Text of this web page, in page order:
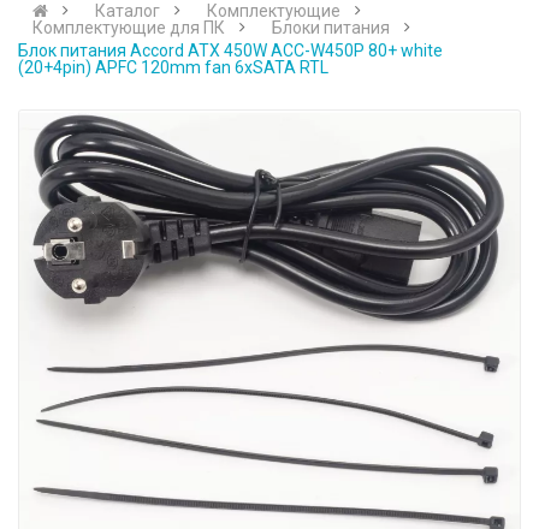
Каталог
Комплектующие
Комплектующие для ПК
Блоки питания
Блок питания Accord ATX 450W ACC-W450P 80+ white
(20+4pin) APFC 120mm fan 6xSATA RTL